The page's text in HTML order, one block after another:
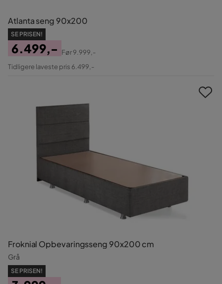
Atlanta seng 90x200
SE PRISEN!
Pris
6.499,-
Original
Før9.999,-
Tidligere laveste pris 6.499,-
Froknial Opbevaringsseng 90x200 cm
Grå
SE PRISEN!